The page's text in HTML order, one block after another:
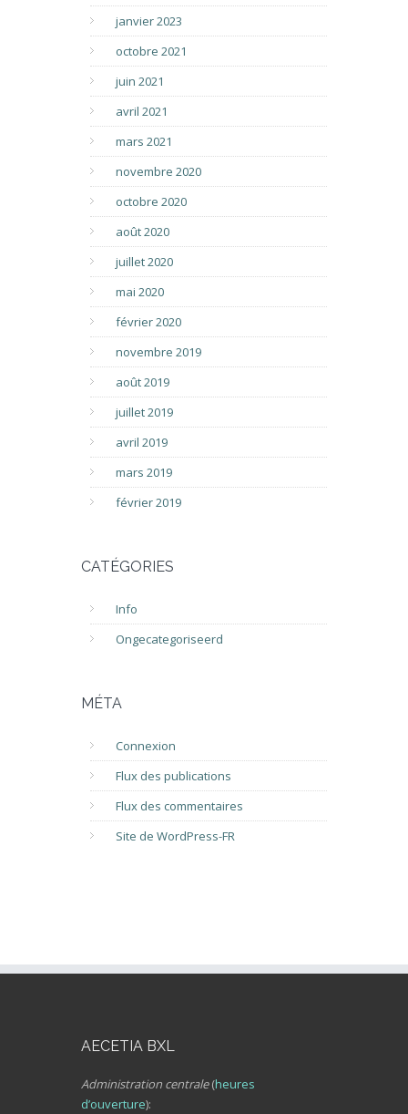
janvier 2023
octobre 2021
juin 2021
avril 2021
mars 2021
novembre 2020
octobre 2020
août 2020
juillet 2020
mai 2020
février 2020
novembre 2019
août 2019
juillet 2019
avril 2019
mars 2019
février 2019
CATÉGORIES
Info
Ongecategoriseerd
MÉTA
Connexion
Flux des publications
Flux des commentaires
Site de WordPress-FR
AECETIA BXL
Administration centrale(heures
d’ouverture):